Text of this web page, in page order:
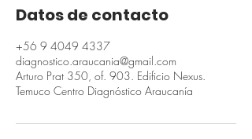
Datos de contacto
+56 9 4049 4337
diagnostico.araucania@gmail.com
Arturo Prat 350, of. 903. Edificio Nexus.
Temuco Centro Diagnóstico Araucanía